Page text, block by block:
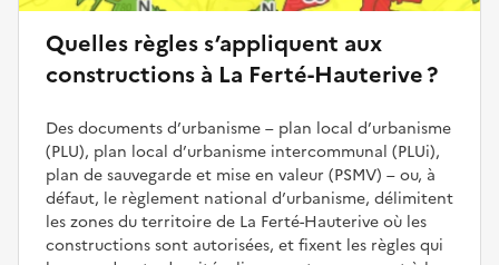
Quelles règles s’appliquent aux
constructions à La Ferté-Hauterive ?
Des documents d’urbanisme – plan local d’urbanisme
(PLU), plan local d’urbanisme intercommunal (PLUi),
plan de sauvegarde et mise en valeur (PSMV) – ou, à
défaut, le règlement national d’urbanisme, délimitent
les zones du territoire de La Ferté-Hauterive où les
constructions sont autorisées, et fixent les règles qui